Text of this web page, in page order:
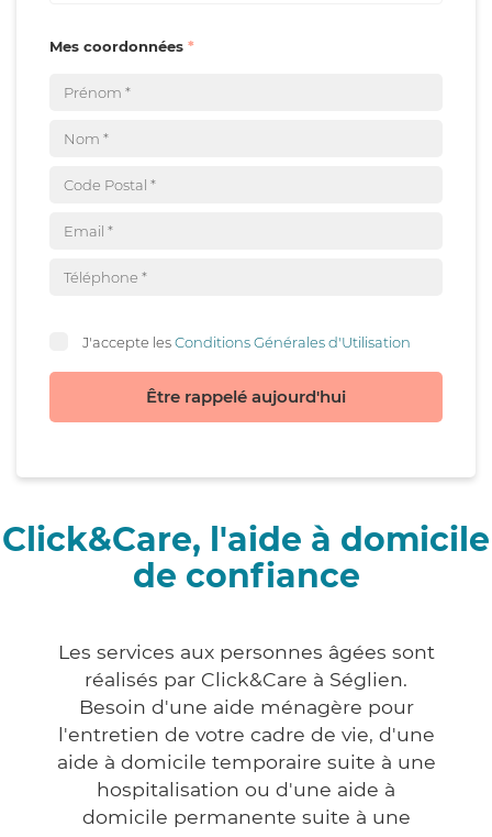
Mes coordonnées
J'accepte lesConditions Générales d'Utilisation
Être rappelé aujourd'hui
Click&Care, l'aide à domicile
de confiance
Les services aux personnes âgées sont
réalisés par Click&Care à Séglien.
Besoin d'une aide ménagère pour
l'entretien de votre cadre de vie, d'une
aide à domicile temporaire suite à une
hospitalisation ou d'une aide à
domicile permanente suite à une